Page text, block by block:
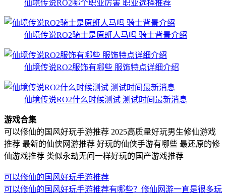
仙境传说RO2哪个职业厉害 职业选择推荐
仙境传说RO2骑士是原班人马吗 骑士背景介绍
仙境传说RO2服饰有哪些 服饰特点详细介绍
仙境传说RO2什么时候测试 测试时间最新消息
游戏合集
可以修仙的国风好玩手游推荐 2025高质量好玩男生修仙游戏
推荐 最新的仙侠网游推荐 好玩的仙侠手游有哪些 最还原的修
仙游戏推荐 类似永劫无间一样好玩的国产游戏推荐
可以修仙的国风好玩手游推荐
可以修仙的国风好玩手游推荐有哪些？修仙网游一直是很多玩